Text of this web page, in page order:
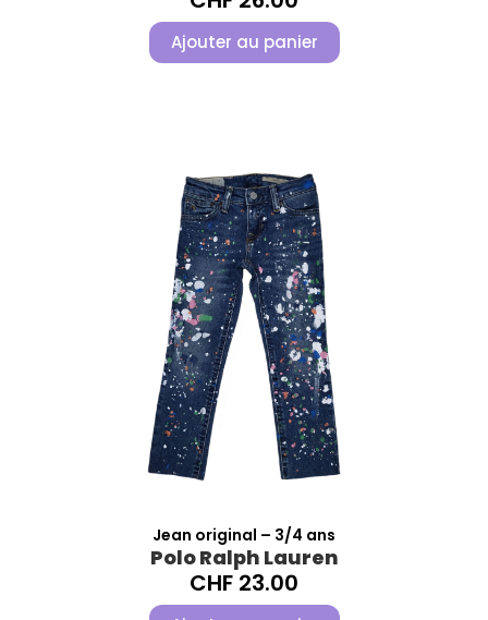
Ajouter au panier
Jean original – 3/4 ans
Polo Ralph Lauren
CHF 23.00